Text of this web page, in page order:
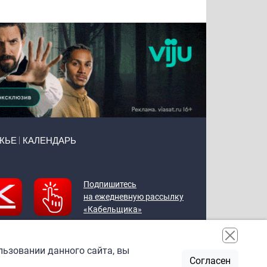
КАЛЕНДАРЬ
Подпишитесь
на ежедневную рассылку
«Кабельщика»
данного сайта, вы
Согласен